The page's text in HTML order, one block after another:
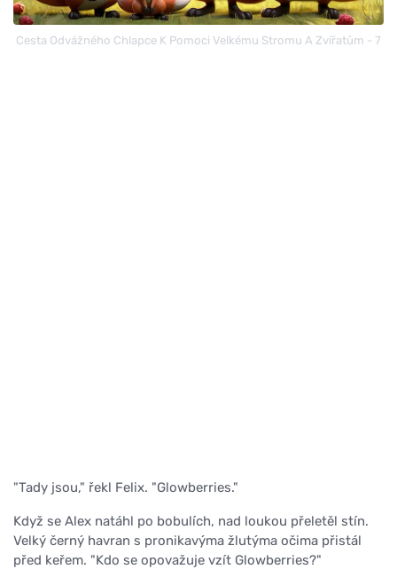
Cesta Odvážného Chlapce K Pomoci Velkému Stromu A Zvířatům - 7
"Tady jsou," řekl Felix. "Glowberries."
Když se Alex natáhl po bobulích, nad loukou přeletěl stín.
Velký černý havran s pronikavýma žlutýma očima přistál
před keřem. "Kdo se opovažuje vzít Glowberries?"